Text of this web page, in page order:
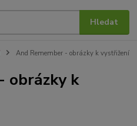
Hledat
And Remember - obrázky k vystřižení
obrázky k